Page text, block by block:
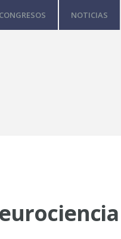
CONGRESOS NOTICIAS